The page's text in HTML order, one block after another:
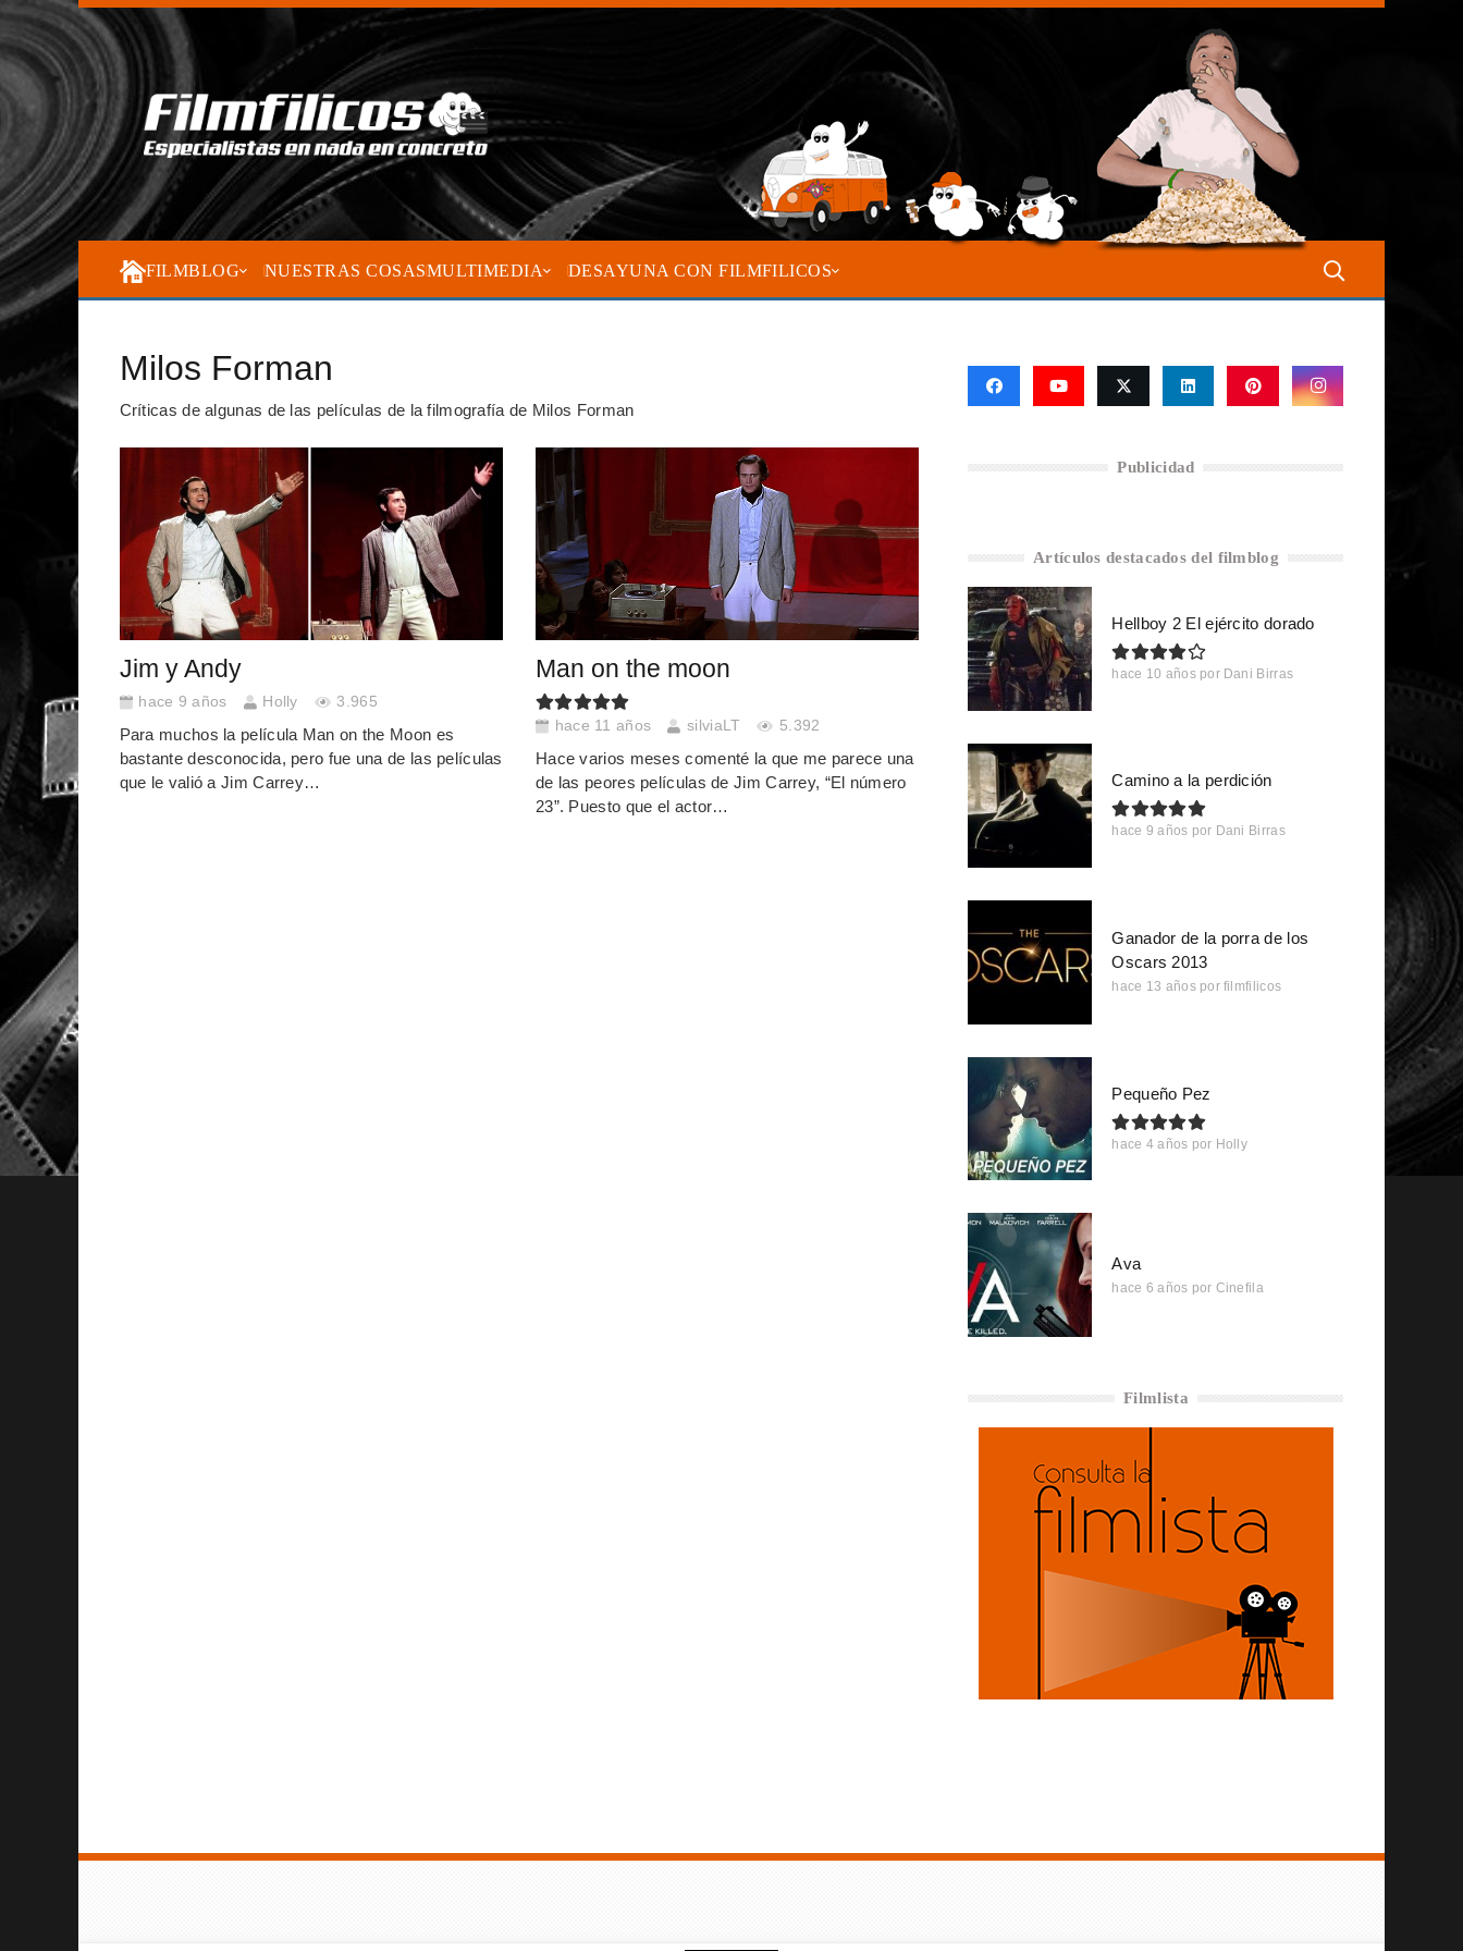
FILMBLOG NUESTRAS COSASMULTIMEDIA DESAYUNA CON FILMFILICOS
Milos Forman
Críticas de algunas de las películas de la filmografía de Milos Forman
Jim y Andy
hace 9 años Holly 3.965
Para muchos la película Man on the Moon es
bastante desconocida, pero fue una de las películas
que le valió a Jim Carrey…
Man on the moon
hace 11 años silviaLT 5.392
Hace varios meses comenté la que me parece una
de las peores películas de Jim Carrey, “El número
23”. Puesto que el actor…
Publicidad
Artículos destacados del filmblog
Hellboy 2 El ejército dorado
hace 10 años por Dani Birras
Camino a la perdición
hace 9 años por Dani Birras
Ganador de la porra de los
Oscars 2013
hace 13 años por filmfilicos
Pequeño Pez
hace 4 años por Holly
Ava
hace 6 años por Cinefila
Filmlista